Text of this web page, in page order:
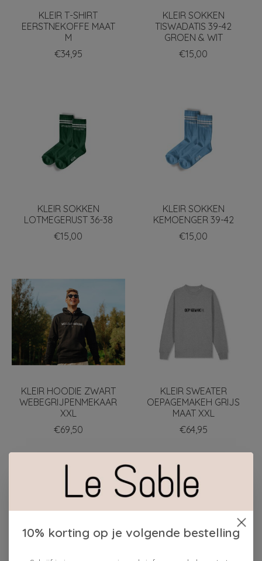
KLEIR T-SHIRT
EERSTNEKOFFE MAAT
M
€34,95
KLEIR SOKKEN
TISWADATIS 39-42
GROEN & WIT
€15,00
KLEIR SOKKEN
LOTMEGERUST 36-38
€15,00
KLEIR SOKKEN
KEMOENGER 39-42
€15,00
KLEIR HOODIE ZWART
WEBEGRIJPENMEKAAR
XXL
€69,50
KLEIR SWEATER
OEPAGEMAKEH GRIJS
MAAT XXL
€64,95
10% korting op je volgende bestelling